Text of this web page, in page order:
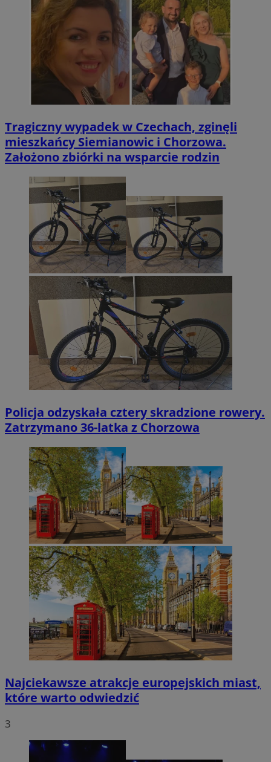
Tragiczny wypadek w Czechach, zginęli
mieszkańcy Siemianowic i Chorzowa.
Założono zbiórki na wsparcie rodzin
Policja odzyskała cztery skradzione rowery.
Zatrzymano 36-latka z Chorzowa
Najciekawsze atrakcje europejskich miast,
które warto odwiedzić
3